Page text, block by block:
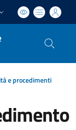
attiva:
e procedimenti